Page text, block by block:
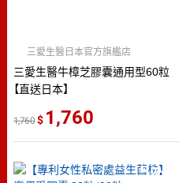
三愛生醫牛樟芝膠囊通用型60粒
【直送日本】
三愛生醫日本官方旗艦店
1,760 1,760
5％